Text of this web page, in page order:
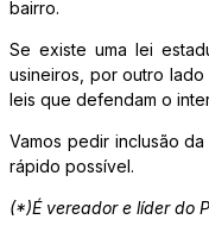
bairro.
Se existe uma lei
usineiros, por outro
leis que defendam o
Vamos pedir inclusão
rápido possível.
(*)É vereador e líder do